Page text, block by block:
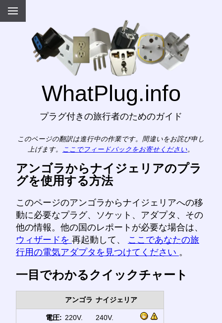
WhatPlug.info
プラグ付きの旅行者のためのガイド
このページの翻訳は進行中の作業です。間違いをお詫び申し
上げます。
ここでフィードバックをお寄せください。
アンゴラからナイジェリアのプラ
グを使用する方法
このページのアンゴラからナイジェリアへの移
動に必要なプラグ、ソケット、アダプタ、その
他の情報。他の国のレポートが必要な場合は、
ウィザードを 再起動して、 ここであなたの旅
行用の電気アダプタを見つけてください 。
一目でわかるクイックチャート
アンゴラ ナイジェリア
電圧: 220V. 240V.